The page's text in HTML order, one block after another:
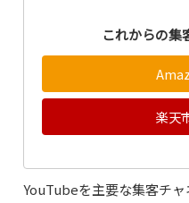
これからの集
楽天
YouTubeを主要な集客チ